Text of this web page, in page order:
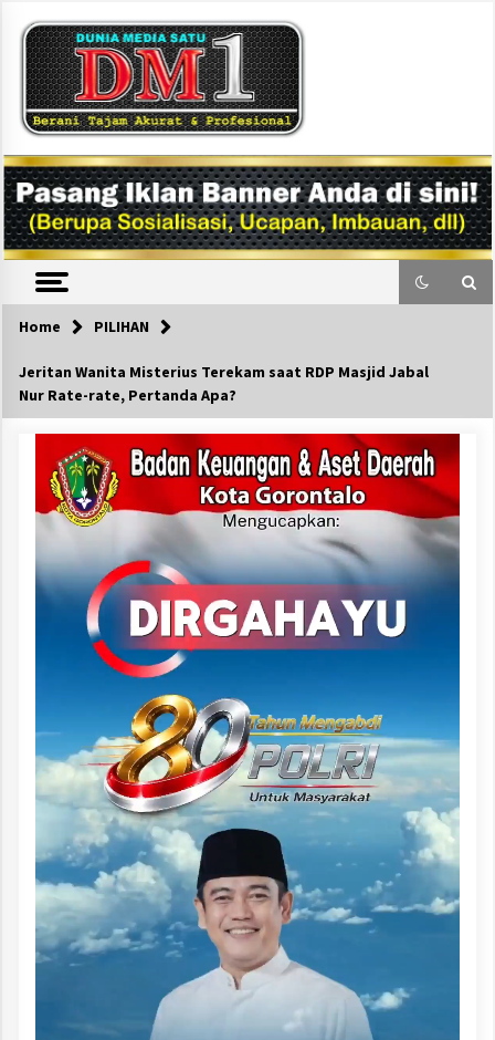
content
DM1
Home PILIHAN
Jeritan Wanita Misterius Terekam saat RDP Masjid Jabal
Nur Rate-rate, Pertanda Apa?